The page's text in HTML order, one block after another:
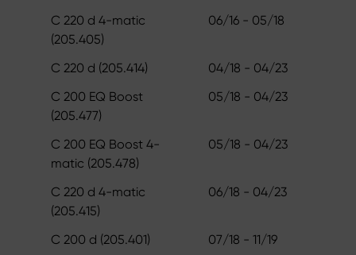
C 220 d 4-matic
(205.405)
06/16 - 05/18
C 220 d (205.414)
04/18 - 04/23
C 200 EQ Boost
(205.477)
05/18 - 04/23
C 200 EQ Boost 4-
matic (205.478)
05/18 - 04/23
C 220 d 4-matic
(205.415)
06/18 - 04/23
C 200 d (205.401)
07/18 - 11/19